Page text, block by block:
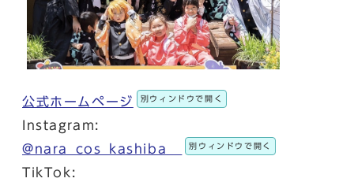
公式ホームページ 別ウィンドウで開く
Instagram:
@nara_cos_kashiba__
別ウィンドウで開く
TikTok: